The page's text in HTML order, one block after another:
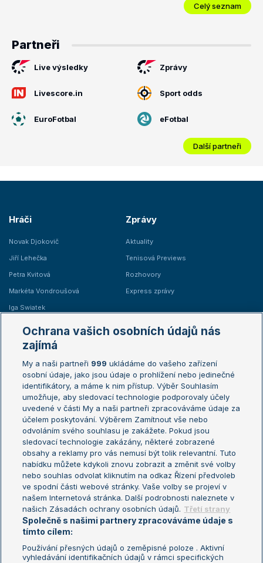
Celý seznam
Partneři
Live výsledky Zprávy
Livescore.in Sport odds
EuroFotbal eFotbal
Další partneři
Hráči
Novak Djokovič
Jiří Lehečka
Petra Kvitová
Markéta Vondroušová
Iga Swiatek
Zprávy
Aktuality
Tenisová Previews
Rozhovory
Express zprávy
Žebříčky
Žebříček ATP (muži)
Žebříček WTA (ženy)
Sázkařský žebříček
Australian Open
French Open
Wimbledon
US Open
Turnaj mistrů
Turnaj mistryň
Aktualní trendy
Fotbalové přestupy
Livesport Daily
LS Prague Open
Ochrana vašich osobních údajů nás
zajímá
My a naši partneři 999 ukládáme do vašeho zařízení
osobní údaje, jako jsou údaje o prohlížení nebo jedinečné
identifikátory, a máme k nim přístup. Výběr Souhlasím
umožňuje, aby sledovací technologie podporovaly účely
uvedené v části My a naši partneři zpracováváme údaje za
účelem poskytování. Výběrem Zamítnout vše nebo
odvoláním svého souhlasu je zakážete. Pokud jsou
sledovací technologie zakázány, některé zobrazené
obsahy a reklamy pro vás nemusí být tolik relevantní. Tuto
nabídku můžete kdykoli znovu zobrazit a změnit své volby
nebo souhlas odvolat kliknutím na odkaz Řízení předvoleb
ve spodní části webové stránky. Vaše volby se projeví v
našem Internetová stránka. Další podrobnosti naleznete v
našich Zásadách ochrany osobních údajů. Třetí strany
Společně s našimi partnery zpracováváme údaje s
tímto cílem:
Používání přesných údajů o zeměpisné poloze . Aktivní
vyhledávání identifikačních údajů v rámci specifických